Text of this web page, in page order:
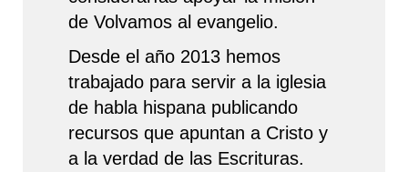
de Volvamos al evangelio.
Desde el año 2013 hemos
trabajado para servir a la iglesia
de habla hispana publicando
recursos que apuntan a Cristo y
a la verdad de las Escrituras.